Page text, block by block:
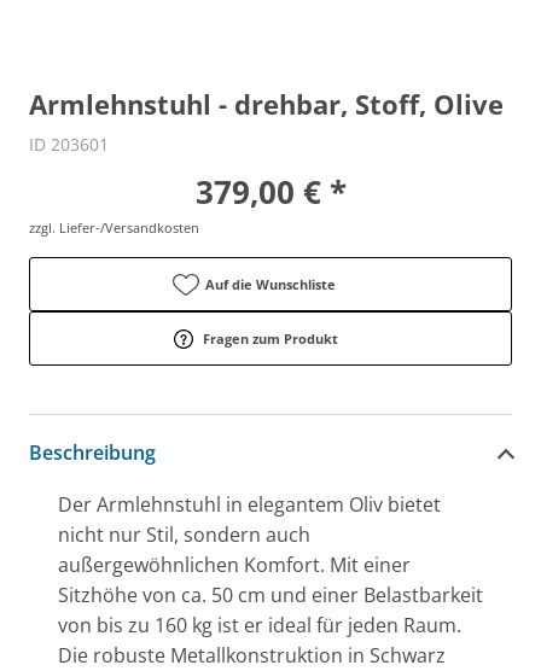
Armlehnstuhl - drehbar, Stoff, Olive
ID 203601
379,00 € *
zzgl. Liefer-/Versandkosten
Auf die Wunschliste
Fragen zum Produkt
Beschreibung
Der Armlehnstuhl in elegantem Oliv bietet
nicht nur Stil, sondern auch
außergewöhnlichen Komfort. Mit einer
Sitzhöhe von ca. 50 cm und einer Belastbarkeit
von bis zu 160 kg ist er ideal für jeden Raum.
Die robuste Metallkonstruktion in Schwarz